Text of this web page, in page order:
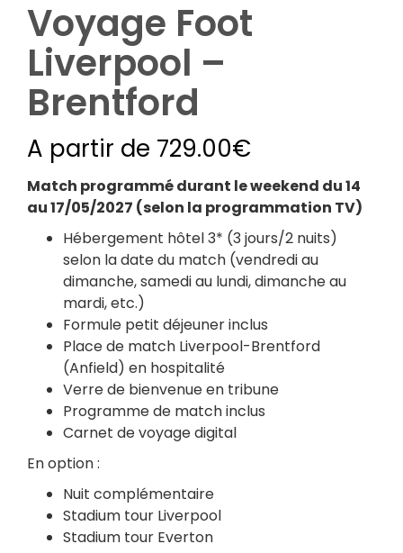
Voyage Foot
Liverpool –
Brentford
A partir de 729.00€
Match programmé durant le weekend du 14
au 17/05/2027 (selon la programmation TV)
Hébergement hôtel 3* (3 jours/2 nuits)
selon la date du match (vendredi au
dimanche, samedi au lundi, dimanche au
mardi, etc.)
Formule petit déjeuner inclus
Place de match Liverpool-Brentford
(Anfield) en hospitalité
Verre de bienvenue en tribune
Programme de match inclus
Carnet de voyage digital
En option :
Nuit complémentaire
Stadium tour Liverpool
Stadium tour Everton